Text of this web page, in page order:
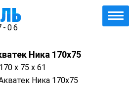
06
Ника 170х75
170 x 75 x 61